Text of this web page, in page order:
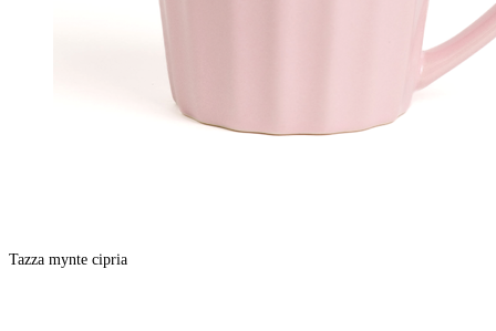
Tazza mynte cipria